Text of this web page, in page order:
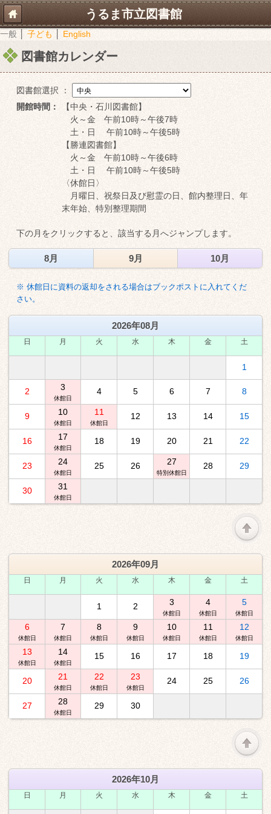
うるま市立図書館
一般 子ども English
図書館カレンダー
図書館選択 ：
開館時間：
【中央・石川図書館】
火～金 午前10時～午後7時
土・日 午前10時～午後5時
【勝連図書館】
火～金 午前10時～午後6時
土・日 午前10時～午後5時
〈休館日〉
月曜日、祝祭日及び慰霊の日、館内整理日、年
末年始、特別整理期間
下の月をクリックすると、該当する月へジャンプします。
8月 9月 10月
※ 休館日に資料の返却をされる場合はブックポストに入れてくだ
さい。
2026年08月
日 月 火 水 木 金 土
1
2 3
休館日
4 5 6 7 8
9 10
休館日
11
休館日
12 13 14 15
16 17
休館日
18 19 20 21 22
23 24
休館日
25 26 27
特別休館日
28 29
30 31
休館日
2026年09月
日 月 火 水 木 金 土
1 2 3
休館日
4
休館日
5
休館日
6
休館日
7
休館日
8
休館日
9
休館日
10
休館日
11
休館日
12
休館日
13
休館日
14
休館日
15 16 17 18 19
20 21
休館日
22
休館日
23
休館日
24 25 26
27 28
休館日
29 30
2026年10月
日 月 火 水 木 金 土